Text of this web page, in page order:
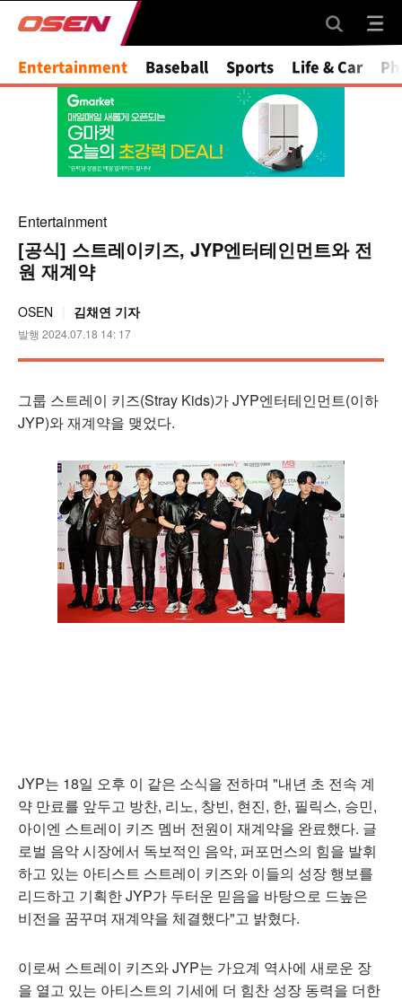
Mute
Entertainment Baseball Sports Life & Car
Entertainment
[공식] 스트레이키즈, JYP엔터테인먼트와 전
원 재계약
OSEN 김채연 기자
발행 2024.07.18 14: 17
그룹 스트레이 키즈(Stray Kids)가 JYP엔터테인먼트(이하
JYP)와 재계약을 맺었다.
JYP는 18일 오후 이 같은 소식을 전하며 "내년 초 전속 계
약 만료를 앞두고 방찬, 리노, 창빈, 현진, 한, 필릭스, 승민,
아이엔 스트레이 키즈 멤버 전원이 재계약을 완료했다. 글
로벌 음악 시장에서 독보적인 음악, 퍼포먼스의 힘을 발휘
하고 있는 아티스트 스트레이 키즈와 이들의 성장 행보를
리드하고 기획한 JYP가 두터운 믿음을 바탕으로 드높은
비전을 꿈꾸며 재계약을 체결했다"고 밝혔다.
이로써 스트레이 키즈와 JYP는 가요계 역사에 새로운 장
을 열고 있는 아티스트의 기세에 더 힘찬 성장 동력을 더한